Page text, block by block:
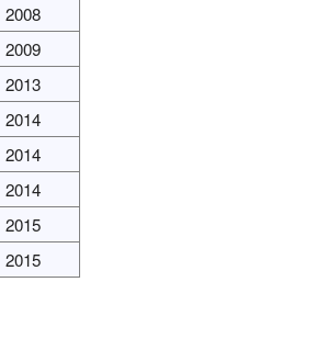
2008
2009
2013
2014
2014
2014
2015
2015